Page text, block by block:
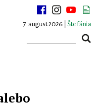
7. august 2026 | Štefánia